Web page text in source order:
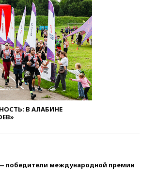
В АЛАБИНЕ
победители международной премии